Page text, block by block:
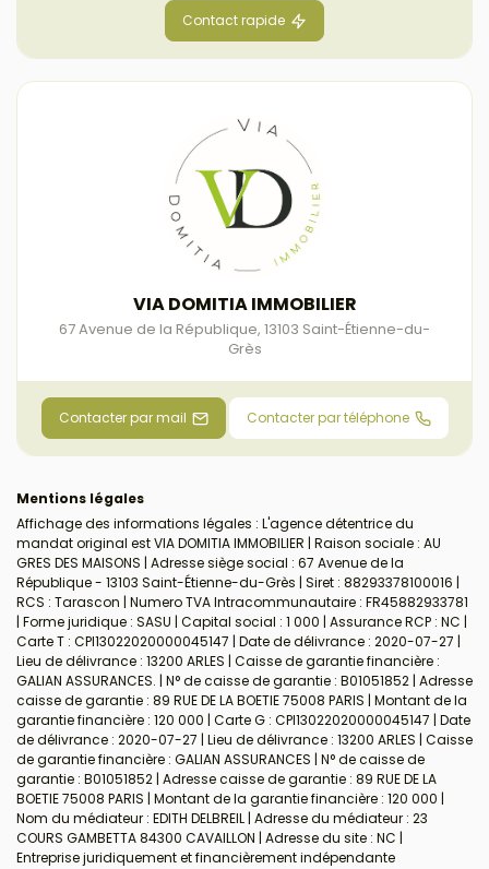
Contact rapide
VIA DOMITIA IMMOBILIER
67 Avenue de la République, 13103 Saint-Étienne-du-
Grès
Contacter par mail Contacter par téléphone
Mentions légales
Affichage des informations légales : L'agence détentrice du
mandat original est VIA DOMITIA IMMOBILIER | Raison sociale : AU
GRES DES MAISONS | Adresse siège social : 67 Avenue de la
République - 13103 Saint-Étienne-du-Grès | Siret : 88293378100016 |
RCS : Tarascon | Numero TVA Intracommunautaire : FR45882933781
| Forme juridique : SASU | Capital social : 1 000 | Assurance RCP : NC |
Carte T : CPI13022020000045147 | Date de délivrance : 2020-07-27 |
Lieu de délivrance : 13200 ARLES | Caisse de garantie financière :
GALIAN ASSURANCES. | N° de caisse de garantie : B01051852 | Adresse
caisse de garantie : 89 RUE DE LA BOETIE 75008 PARIS | Montant de la
garantie financière : 120 000 | Carte G : CPI13022020000045147 | Date
de délivrance : 2020-07-27 | Lieu de délivrance : 13200 ARLES | Caisse
de garantie financière : GALIAN ASSURANCES | N° de caisse de
garantie : B01051852 | Adresse caisse de garantie : 89 RUE DE LA
BOETIE 75008 PARIS | Montant de la garantie financière : 120 000 |
Nom du médiateur : EDITH DELBREIL | Adresse du médiateur : 23
COURS GAMBETTA 84300 CAVAILLON | Adresse du site : NC |
Entreprise juridiquement et financièrement indépendante